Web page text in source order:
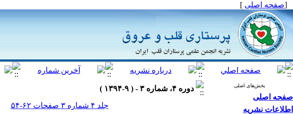
[صفحه اصلی ]
بخش‌های اصلی
صفحه اصلی
اطلاعات نشریه
دوره ۴، شماره ۳ - ( ۹-۱۳۹۴ )
جلد ۴ شماره ۳ صفحات ۶۲-۵۴